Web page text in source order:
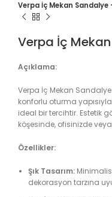
Verpa İç Mekan Sandalye
Verpa İç
Açıklama:
Verpa İç Mekan Sandalye
konforlu oturma
ideal bir tercihtir. Estetik
köşesinde, ofisinizde
Özellikler:
Şık Tasarım:
dekorasyon tarzına